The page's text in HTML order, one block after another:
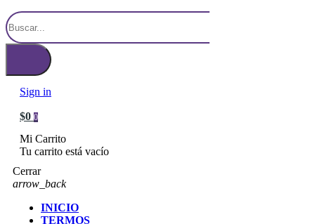
Sign in
$0 0
Mi Carrito
Tu carrito está vacío
Cerrar
arrow_back
INICIO
TERMOS